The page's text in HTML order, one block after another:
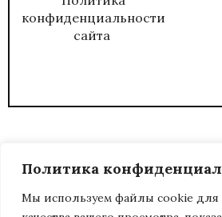
Политика
Мы используем файлы cookie для
конфиденциальности
сайта